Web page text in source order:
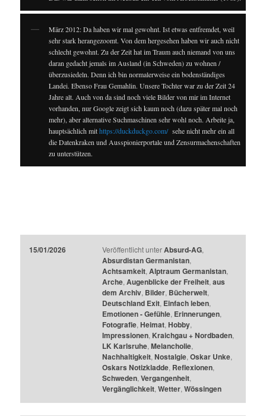
März 2012: Da haben wir mal gewohnt. Ist etwas entfremdet, weil
sehr stark herangezoomt. Von dem hergesehen haben wir auch nicht
schlecht gewohnt. Zu der Zeit hat im Traum auch niemand von uns
daran gedacht jemals im Ausland (in Schweden) zu wohnen /
überzusiedeln. Denn ich bin normalerweise ein bodenständiges
Landei. Ebenso Frau Gemahlin. Unsere Tochter war zu der Zeit 24
Jahre alt. Auch von da sind noch viele Bilder von mir im Internet
vorhanden, nur Google zeigt sich kaum noch (dazu später mal noch
mehr), aber alternative Suchmaschinen sehr wohl noch. Arbeite ja,
hauptsächlich mithttps://duckduckgo.com/sehe nicht mehr ein all
die Datenkraken und Ausspionierportale und Zensurmachenschaften
zu unterstützen.
15/01/2026 Veröffentlicht unter Absurd-AG,
Absurdistan Germanistan,
Achtsamkeit, Alptraum Germanistan,
Arche, Augenblicke der Freiheit, aus
dem Archiv, Bilder, Bücherwelt,
Deutschland Exit, Einfach leben,
Emotionen - Gefühle, Erinnerungen,
Fotografie, Heimat, Hobby,
Impressionen, Kraichgau + Nordbaden,
LK Karlsruhe, Melancholie,
Nachhaltigkeit, Nostalgie, Oskar Unke,
Oskars Notizkladde, Reflexionen,
Schweden, Vergangenheit,
Vergänglichkeit, Wetter, Wössingen